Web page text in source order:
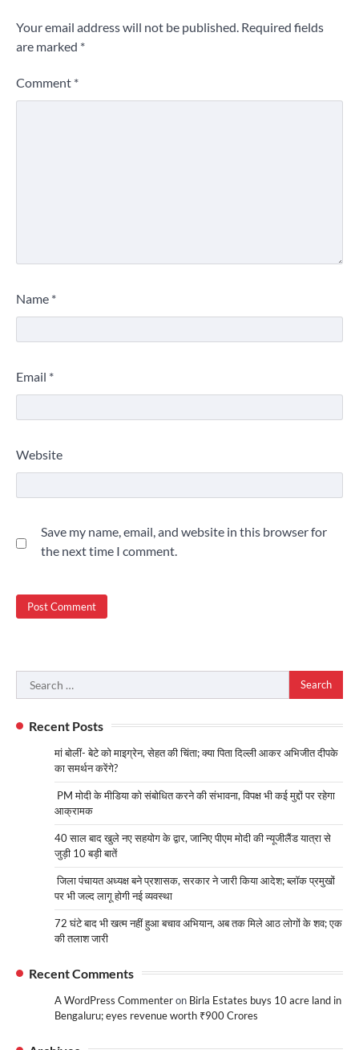
Your email address will not be published. Required fields
are marked *
Comment *
Name *
Email *
Website
Save my name, email, and website in this browser for
the next time I comment.
Search
for:
Recent Posts
मां बोलीं- बेटे को माइग्रेन, सेहत की चिंता; क्या पिता दिल्ली आकर अभिजीत दीपके
का समर्थन करेंगे?
PM मोदी के मीडिया को संबोधित करने की संभावना, विपक्ष भी कई मुद्दों पर रहेगा
आक्रामक
40 साल बाद खुले नए सहयोग के द्वार, जानिए पीएम मोदी की न्यूजीलैंड यात्रा से
जुड़ी 10 बड़ी बातें
जिला पंचायत अध्यक्ष बने प्रशासक, सरकार ने जारी किया आदेश; ब्लॉक प्रमुखों
पर भी जल्द लागू होगी नई व्यवस्था
72 घंटे बाद भी खत्म नहीं हुआ बचाव अभियान, अब तक मिले आठ लोगों के शव; एक
की तलाश जारी
Recent Comments
A WordPress Commenteron Birla Estates buys 10 acre land in
Bengaluru; eyes revenue worth ₹900 Crores